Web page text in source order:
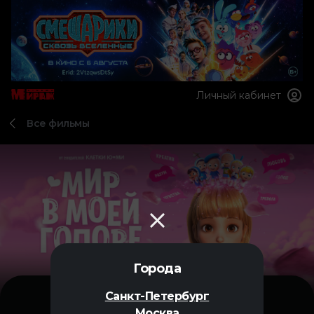
Города
Санкт-Петербург
Личный кабинет
Все фильмы